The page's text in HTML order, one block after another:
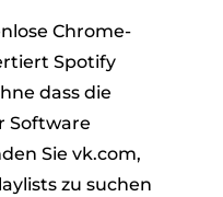
Chrome-
Spotify
dass die
Software
Sie vk.com,
zu suchen